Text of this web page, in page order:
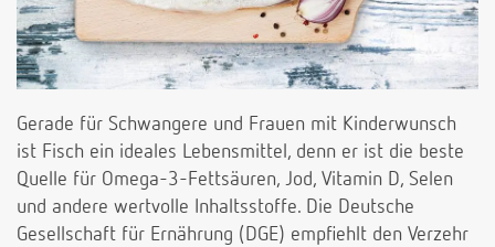
Gerade für Schwangere und Frauen mit Kinderwunsch
ist Fisch ein ideales Lebensmittel, denn er ist die beste
Quelle für Omega-3-Fettsäuren, Jod, Vitamin D, Selen
und andere wertvolle Inhaltsstoffe. Die Deutsche
Gesellschaft für Ernährung (DGE) empfiehlt den Verzehr